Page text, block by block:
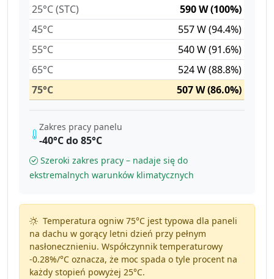
25°C (STC)
590 W (100%)
45°C
557 W (94.4%)
55°C
540 W (91.6%)
65°C
524 W (88.8%)
75°C
507 W (86.0%)
Zakres pracy panelu
-40°C do 85°C
Szeroki zakres pracy – nadaje się do
ekstremalnych warunków klimatycznych
Temperatura ogniw 75°C jest typowa dla paneli
na dachu w gorący letni dzień przy pełnym
nasłonecznieniu. Współczynnik temperaturowy
-0.28%/°Coznacza, że moc spada o tyle procent na
każdy stopień powyżej 25°C.